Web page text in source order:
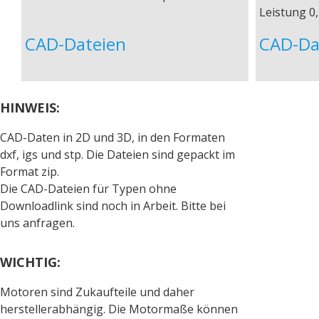
CAD-Dateien
Leistung
CAD-
HINWEIS:
CAD-Daten in 2D und 3D, in den Formaten
dxf, igs und stp. Die Dateien sind gepackt im
Format zip.
Die CAD-Dateien für Typen ohne
Downloadlink sind noch in Arbeit. Bitte bei
uns anfragen.
WICHTIG:
Motoren sind Zukaufteile und daher
herstellerabhängig. Die Motormaße können